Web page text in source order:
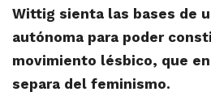
Wittig sienta las bases de
autónoma para poder
movimiento lésbico, que
separa del feminismo.